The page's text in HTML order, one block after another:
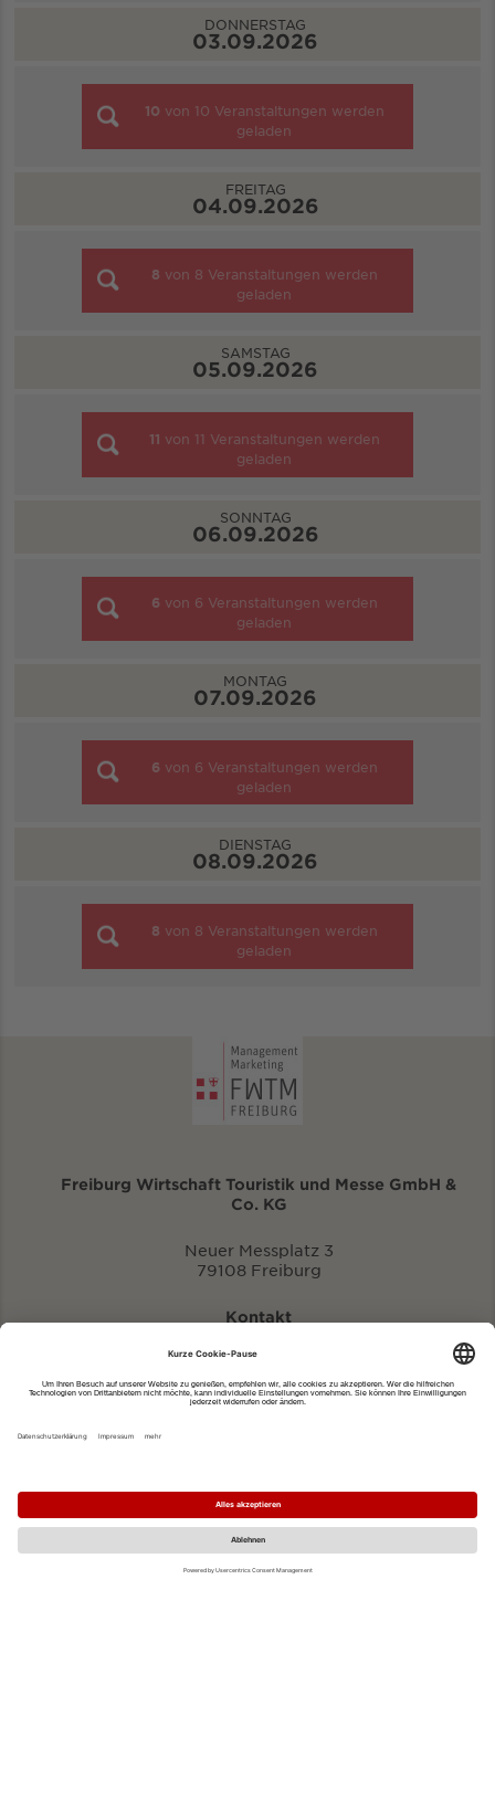
DONNERSTAG
03.09.2026
10 von 10 Veranstaltungen werden
geladen
FREITAG
04.09.2026
8 von 8 Veranstaltungen werden
geladen
SAMSTAG
05.09.2026
11 von 11 Veranstaltungen werden
geladen
SONNTAG
06.09.2026
6 von 6 Veranstaltungen werden
geladen
MONTAG
07.09.2026
6 von 6 Veranstaltungen werden
geladen
DIENSTAG
08.09.2026
8 von 8 Veranstaltungen werden
geladen
Freiburg Wirtschaft Touristik und Messe GmbH &
Co. KG
Neuer Messplatz 3
79108 Freiburg
Kontakt
eventportal@fwtm.de
Impressum